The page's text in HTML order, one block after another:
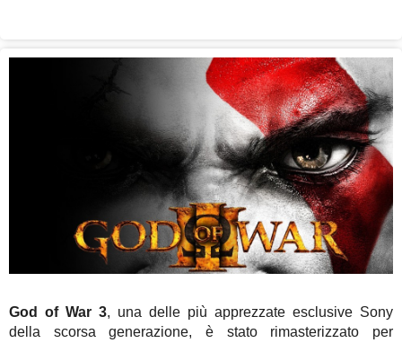
God of War 3, una delle più apprezzate esclusive Sony
della scorsa generazione, è stato rimasterizzato per